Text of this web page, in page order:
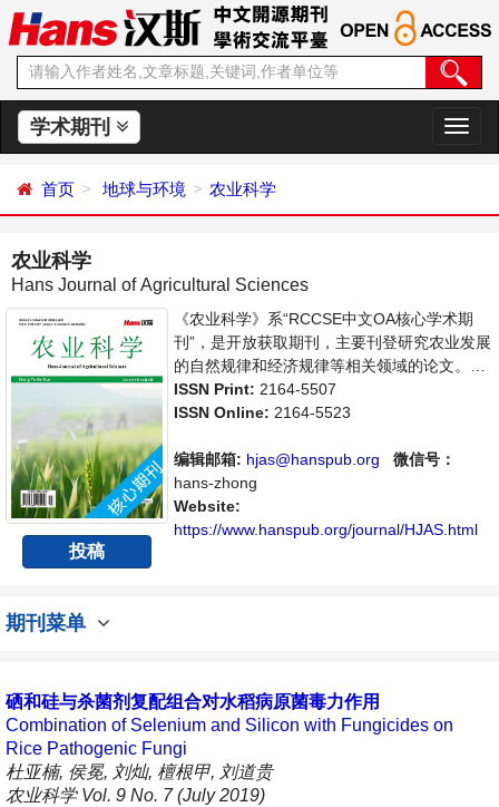
学术期刊
切
换
首页 地球与环境 农业科学
农业科学
Hans Journal of Agricultural Sciences
投稿
《农业科学》系“RCCSE中文OA核心学术期
刊”，是开放获取期刊，主要刊登研究农业发展
的自然规律和经济规律等相关领域的论文。本
刊集学术性、思想性为一体，支持思想创新、
学术创新，倡导科学并致力于学术繁荣，旨在
提供一个传播、分享和讨论农业科学问题与发
展的交流平台。
ISSN Print: 2164-5507
ISSN Online: 2164-5523
编辑邮箱: hjas@hanspub.org
微信号：
hans-zhong
Website:
https://www.hanspub.org/journal/HJAS.html
期刊菜单
硒和硅与杀菌剂复配组合对水稻病原菌毒力作用
Combination of Selenium and Silicon with Fungicides on
Rice Pathogenic Fungi
杜亚楠, 侯冕, 刘灿, 檀根甲, 刘道贵
农业科学 Vol. 9 No. 7 (July 2019)